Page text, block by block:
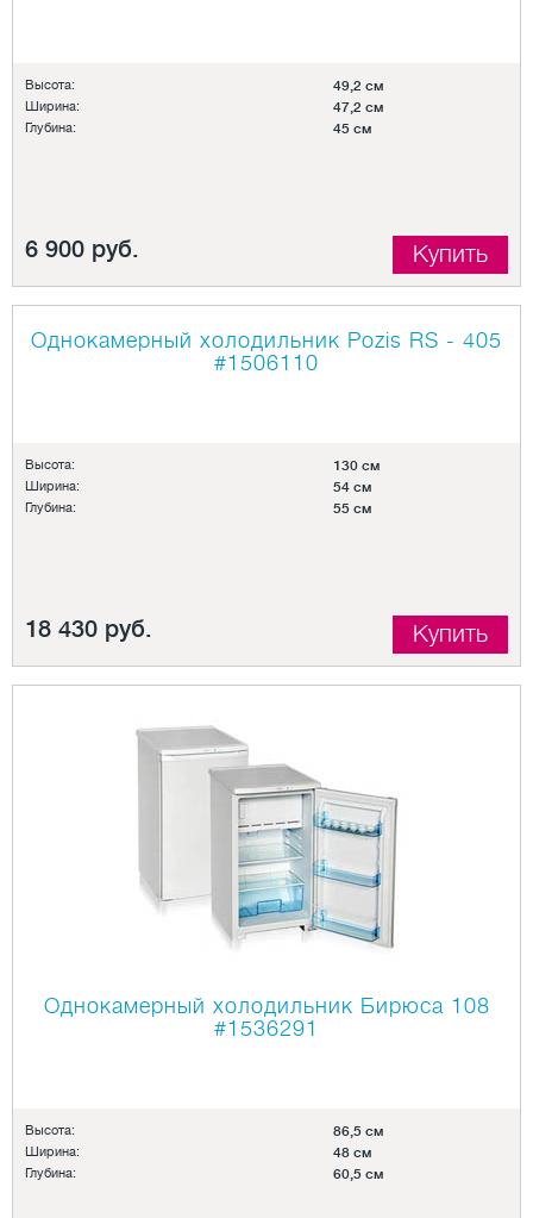
Высота: 49,2 см
Ширина: 47,2 см
Глубина: 45 см
6 900 руб. Купить
Однокамерный холодильник Pozis RS - 405
#1506110
Высота: 130 см
Ширина: 54 см
Глубина: 55 см
18 430 руб. Купить
Однокамерный холодильник Бирюса 108
#1536291
Высота: 86,5 см
Ширина: 48 см
Глубина: 60,5 см